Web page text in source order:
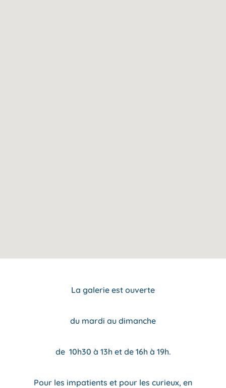
La galerie est ouverte
du mardi au dimanche
de 10h30 à 13h et de 16h à 19h.
Pour les impatients et pour les curieux, en